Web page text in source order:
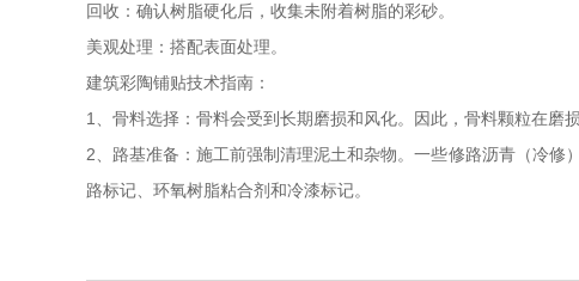
回收：确认树脂硬化后，收集未附着树脂的彩砂。
美观处理：搭配表面处理。
建筑彩陶铺贴技术指南：
1、骨料选择：骨料会受到长期磨损和风化。因此，骨料颗粒在磨
2、路基准备：施工前强制清理泥土和杂物。一些修路沥青（冷
路标记、环氧树脂粘合剂和冷漆标记。